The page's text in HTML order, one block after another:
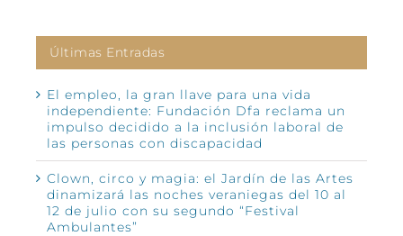
Últimas Entradas
El empleo, la gran llave para una vida
independiente: Fundación Dfa reclama un
impulso decidido a la inclusión laboral de
las personas con discapacidad
Clown, circo y magia: el Jardín de las Artes
dinamizará las noches veraniegas del 10 al
12 de julio con su segundo “Festival
Ambulantes”